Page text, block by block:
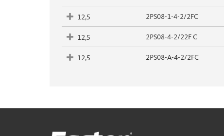
12,5 2PS08-1-4-2/2FC
12,5 2PS08-4-2/22F C
12,5 2PS08-A-4-2/2FC